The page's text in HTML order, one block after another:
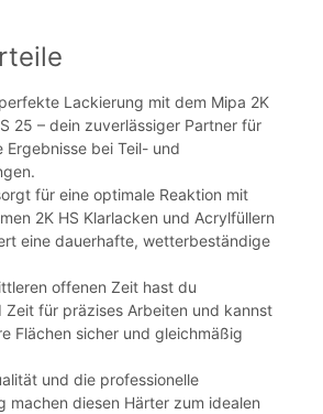
Lackierung mit dem Mipa 2K
25 – dein zuverlässiger Partner für
Ergebnisse bei Teil- und
für eine optimale Reaktion mit
2K HS Klarlacken und Acrylfüllern
eine dauerhafte, wetterbeständige
offenen Zeit hast du
Zeit für präzises Arbeiten und kannst
Flächen sicher und gleichmäßig
und die professionelle
machen diesen Härter zum idealen